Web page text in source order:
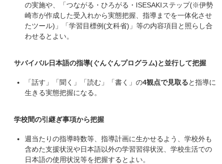
の実施や、「つながる・ひろがる・ISESAKIステップ(※伊勢
崎市が作成した受入れから実態把握、指導までを一体化させ
たツール)」「学習目標例(文科省)」等の内容項目と照らし合
わせるとよい。
サバイバル日本語の指導(ぐんぐんプログラム)と並行して把握
「話す」「聞く」「読む」「書く」の4観点で見取ると指導に
生きる実態把握になる。
​学校間の引継ぎ事項から把握
週当たりの指導時数等、指導計画に生かせるよう、学校外も
含めた支援状況や日本語以外の学習習得状況、学校生活での
日本語の使用状況等を把握するとよい。